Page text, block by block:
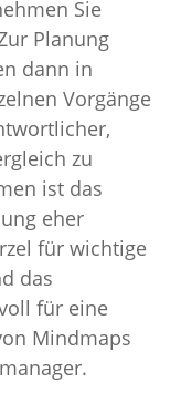
Sie
Planung
dann in
Vorgänge
zu
ist das
eher
für wichtige
das
für eine
Mindmaps